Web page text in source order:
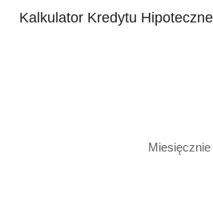
Kalkulator Kredytu
Miesięcznie